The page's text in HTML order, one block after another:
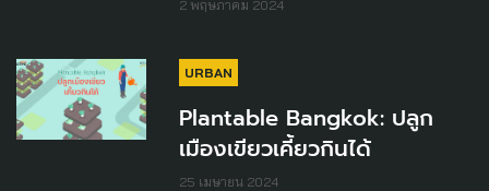
2 พฤษภาคม 2024
URBAN
Plantable Bangkok: ปลูก
เมืองเขียวเคี้ยวกินได้
25 เมษายน 2024